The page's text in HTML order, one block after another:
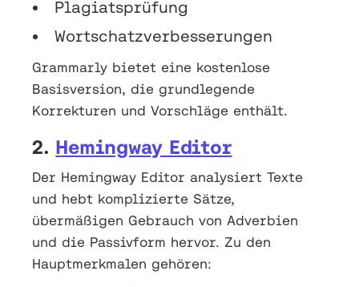
Plagiatsprüfung
Wortschatzverbesserungen
Grammarly bietet eine kostenlose
Basisversion, die grundlegende
Korrekturen und Vorschläge enthält.
2. Hemingway Editor
Der Hemingway Editor analysiert Texte
und hebt komplizierte Sätze,
übermäßigen Gebrauch von Adverbien
und die Passivform hervor. Zu den
Hauptmerkmalen gehören: